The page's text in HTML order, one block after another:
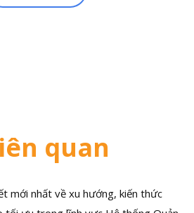
quan
mới nhất về xu hướng, kiến thức